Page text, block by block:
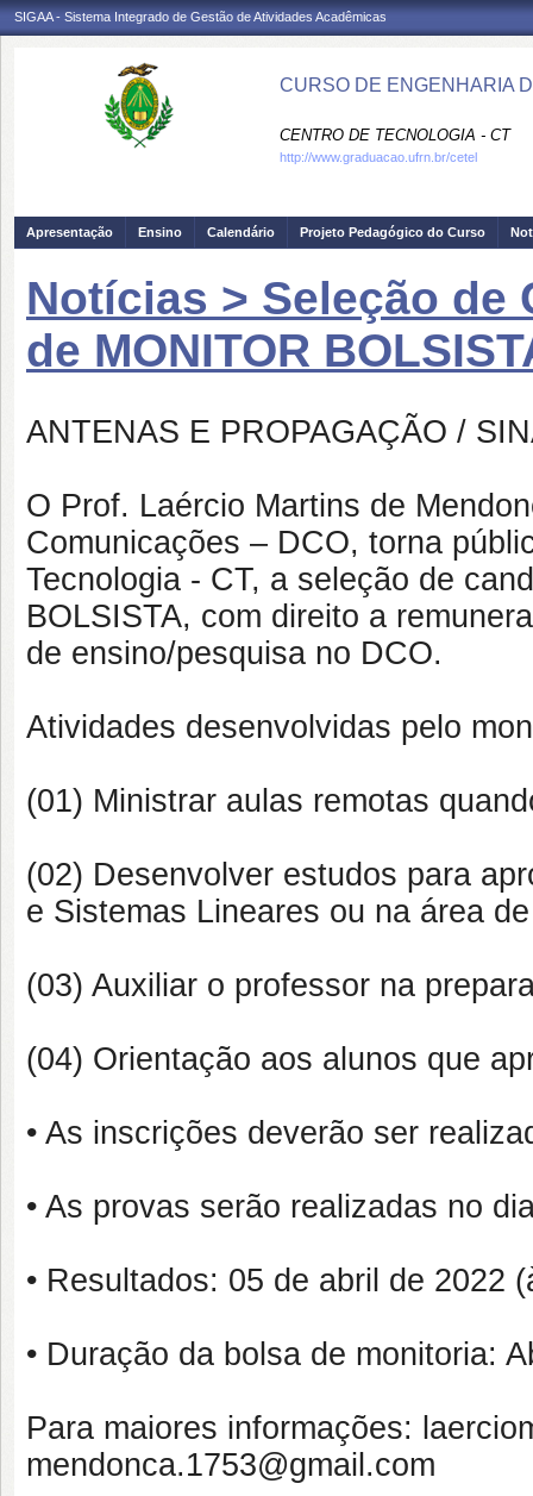
SIGAA - Sistema Integrado de Gestão de Atividades Acadêmicas
CURSO DE ENGENHARIA
CENTRO DE TECNOLOGIA - CT
http://www.graduacao.ufrn.br/cetel
Apresentação Ensino Calendário Projeto Pedagógico do Curso
Notícias > Seleção de
de MONITOR
ANTENAS E PROPAGAÇÃO /
O Prof. Laércio Martins de
Comunicações – DCO, torna
Tecnologia - CT, a seleção de
BOLSISTA, com direito a
de ensino/pesquisa no DCO.
Atividades desenvolvidas pelo
(01) Ministrar aulas remotas
(02) Desenvolver estudos para
e Sistemas Lineares ou na área
(03) Auxiliar o professor na
(04) Orientação aos alunos que
• As inscrições deverão ser
• As provas serão realizadas no
• Resultados: 05 de abril de 2022
• Duração da bolsa de monitoria:
Para maiores informações:
mendonca.1753@gmail.com